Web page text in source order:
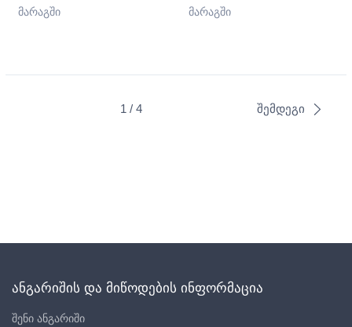
მარაგში
მარაგში
1 / 4 შემდეგი
ანგარიშის და მიწოდების ინფორმაცია
შენი ანგარიში